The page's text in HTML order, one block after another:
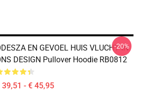
EN GEVOEL HUIS VLUCHT IN
DESIGN Pullover Hoodie RB0812
39,51 - € 45,95
-20%